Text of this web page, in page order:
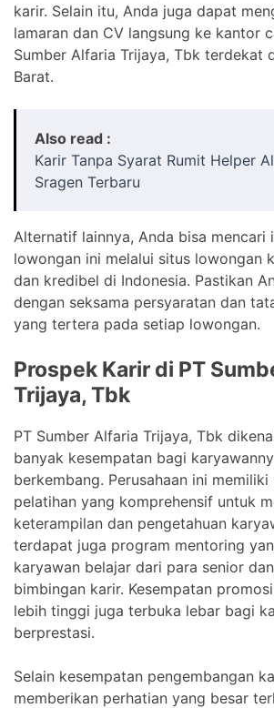
karir. Selain itu, Anda juga dapat
lamaran dan CV langsung ke kantor
Sumber Alfaria Trijaya, Tbk terdekat
Barat.
Also read :
Karir Tanpa Syarat Rumit Helper
Sragen Terbaru
Alternatif lainnya, Anda bisa mencari
lowongan ini melalui situs lowongan
dan kredibel di Indonesia. Pastikan
dengan seksama persyaratan dan
yang tertera pada setiap lowongan.
Prospek Karir di PT
Trijaya, Tbk
PT Sumber Alfaria Trijaya, Tbk
banyak kesempatan bagi
berkembang. Perusahaan ini
pelatihan yang komprehensif untuk
keterampilan dan pengetahuan
terdapat juga program mentoring
karyawan belajar dari para senior
bimbingan karir. Kesempatan
lebih tinggi juga terbuka lebar bagi
berprestasi.
Selain kesempatan pengembangan
memberikan perhatian yang besar